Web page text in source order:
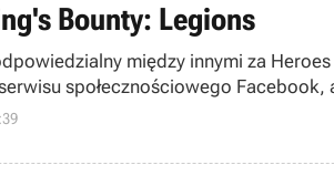
Bounty: Legions
między innymi za
społecznościowego
przez 1C Company.